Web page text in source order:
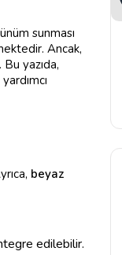
sunması
Ancak,
yazıda,
beyaz
edilebilir.